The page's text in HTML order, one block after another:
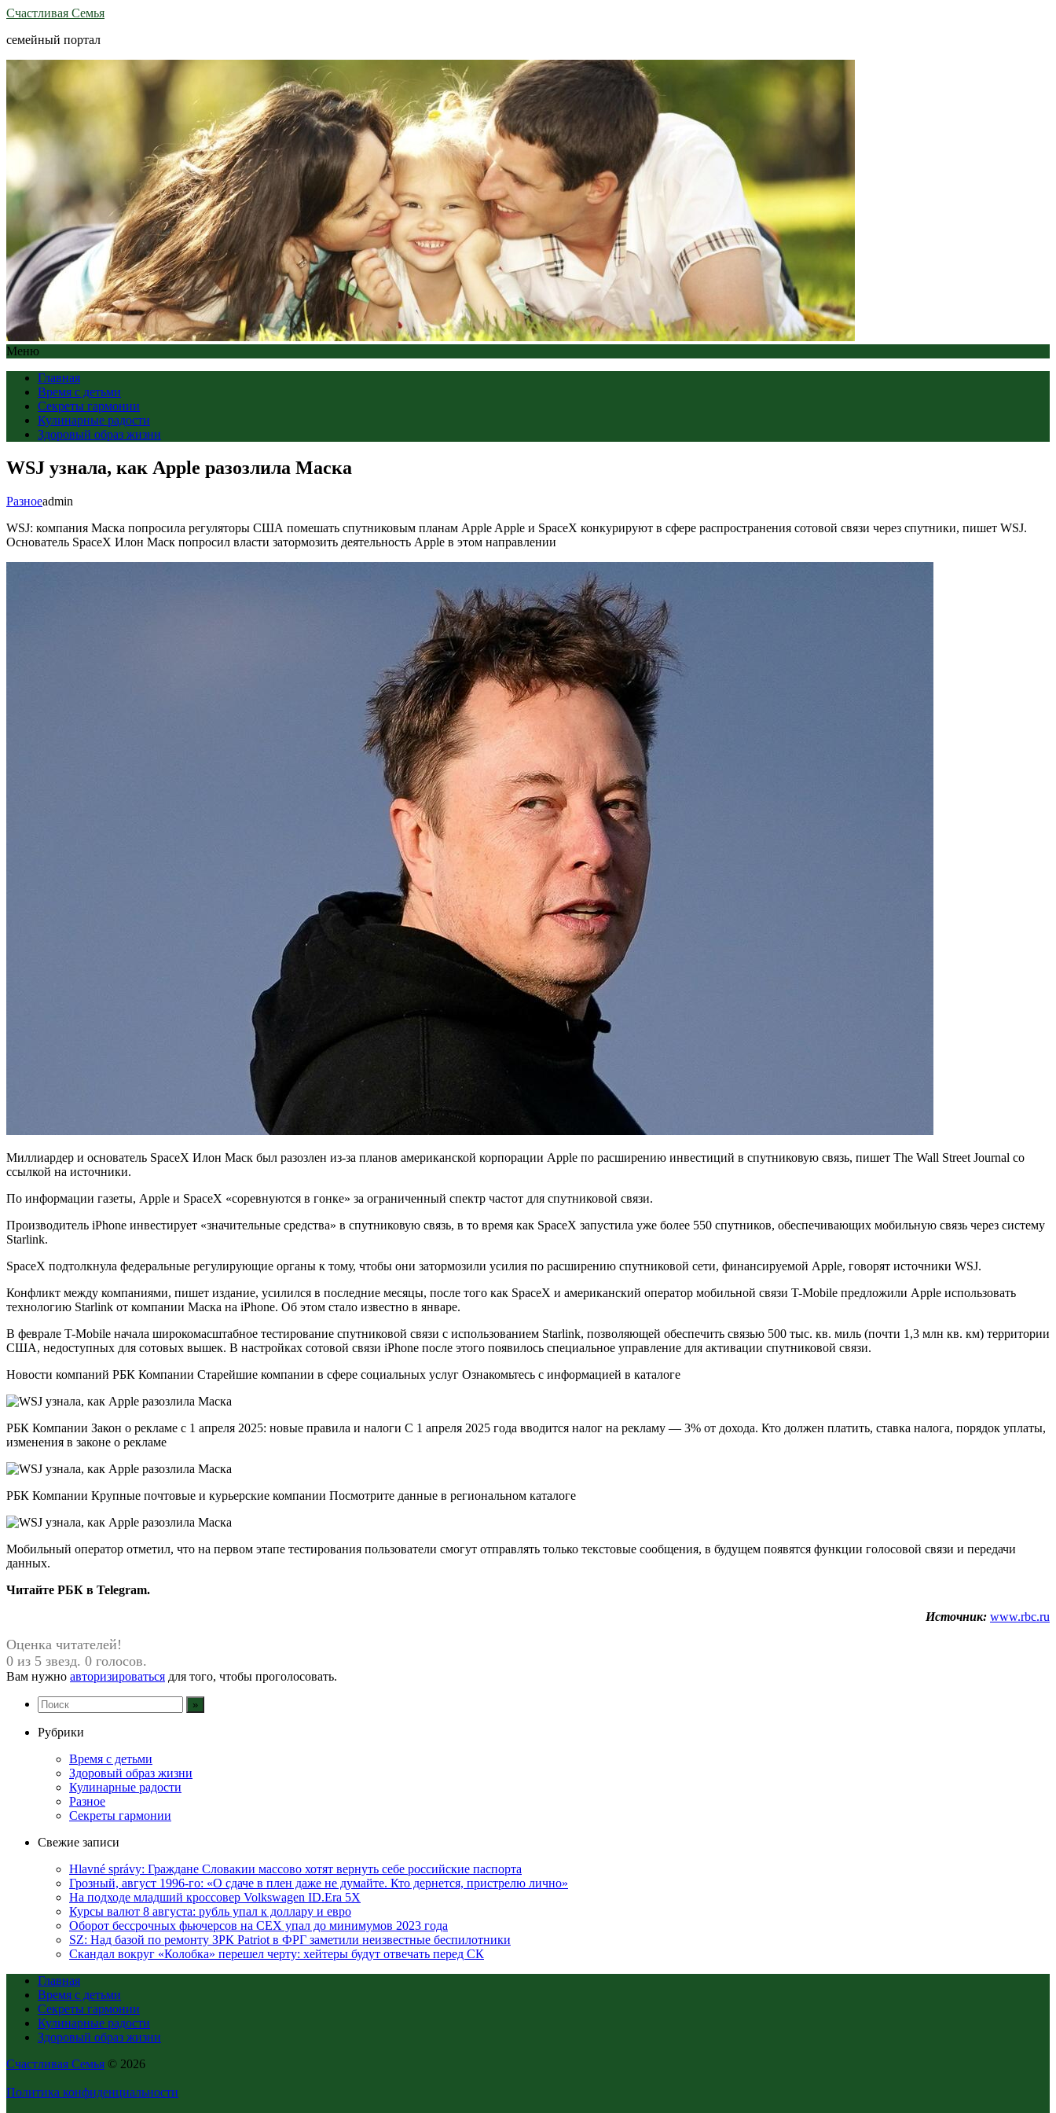
Счастливая Семья
семейный портал
Меню
Главная
Время с детьми
Секреты гармонии
Кулинарные радости
Здоровый образ жизни
WSJ узнала, как Apple разозлила Маска
Разноеadmin
WSJ: компания Маска попросила регуляторы США помешать спутниковым планам Apple Apple и SpaceX конкурируют в сфере распространения сотовой связи через спутники, пишет WSJ.
Основатель SpaceX Илон Маск попросил власти затормозить деятельность Apple в этом направлении
Миллиардер и основатель SpaceX Илон Маск был разозлен из-за планов американской корпорации Apple по расширению инвестиций в спутниковую связь, пишет The Wall Street Journal со
ссылкой на источники.
По информации газеты, Apple и SpaceX «соревнуются в гонке» за ограниченный спектр частот для спутниковой связи.
Производитель iPhone инвестирует «значительные средства» в спутниковую связь, в то время как SpaceX запустила уже более 550 спутников, обеспечивающих мобильную связь через систему
Starlink.
SpaceX подтолкнула федеральные регулирующие органы к тому, чтобы они затормозили усилия по расширению спутниковой сети, финансируемой Apple, говорят источники WSJ.
Конфликт между компаниями, пишет издание, усилился в последние месяцы, после того как SpaceX и американский оператор мобильной связи T-Mobile предложили Apple использовать
технологию Starlink от компании Маска на iPhone. Об этом стало известно в январе.
В феврале T-Mobile начала широкомасштабное тестирование спутниковой связи с использованием Starlink, позволяющей обеспечить связью 500 тыс. кв. миль (почти 1,3 млн кв. км) территории
США, недоступных для сотовых вышек. В настройках сотовой связи iPhone после этого появилось специальное управление для активации спутниковой связи.
Новости компаний РБК Компании Старейшие компании в сфере социальных услуг Ознакомьтесь с информацией в каталоге
РБК Компании Закон о рекламе с 1 апреля 2025: новые правила и налоги С 1 апреля 2025 года вводится налог на рекламу — 3% от дохода. Кто должен платить, ставка налога, порядок уплаты,
изменения в законе о рекламе
РБК Компании Крупные почтовые и курьерские компании Посмотрите данные в региональном каталоге
Мобильный оператор отметил, что на первом этапе тестирования пользователи смогут отправлять только текстовые сообщения, в будущем появятся функции голосовой связи и передачи
данных.
Читайте РБК в Telegram.
Источник: www.rbc.ru
Оценка читателей!
0 из 5 звезд. 0 голосов.
Вам нужно авторизироваться для того, чтобы проголосовать.
Рубрики
Время с детьми
Здоровый образ жизни
Кулинарные радости
Разное
Секреты гармонии
Свежие записи
Hlavné správy: Граждане Словакии массово хотят вернуть себе российские паспорта
Грозный, август 1996-го: «О сдаче в плен даже не думайте. Кто дернется, пристрелю лично»
На подходе младший кроссовер Volkswagen ID.Era 5X
Курсы валют 8 августа: рубль упал к доллару и евро
Оборот бессрочных фьючерсов на CEX упал до минимумов 2023 года
SZ: Над базой по ремонту ЗРК Patriot в ФРГ заметили неизвестные беспилотники
Скандал вокруг «Колобка» перешел черту: хейтеры будут отвечать перед СК
Главная
Время с детьми
Секреты гармонии
Кулинарные радости
Здоровый образ жизни
Счастливая Семья © 2026
Политика конфиденциальности